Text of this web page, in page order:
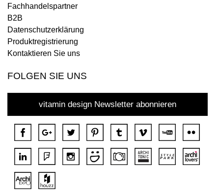
Fachhandelspartner
B2B
Datenschutzerklärung
Produktregistrierung
Kontaktieren Sie uns
FOLGEN SIE UNS
vitamin design Newsletter abonnieren